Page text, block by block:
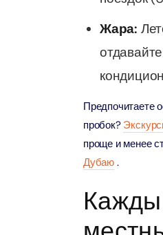
Wild Wadi Waterpark + At
The View at The Palm
Attraction in Дубай,
Wild Wadi Waterpark +
Жара:
Предпочитаете
пробок?
проще и менее
Дубаю .